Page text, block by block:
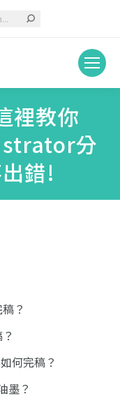
裡教你
分
錯!
？
何完稿？
墨？